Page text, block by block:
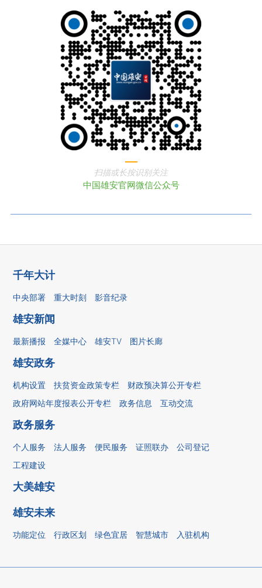
扫描或长按识别关注
中国雄安官网微信公众号
千年大计
中央部署 重大时刻 影音纪录
雄安新闻
最新播报 全媒中心 雄安TV 图片长廊
雄安政务
机构设置 扶贫资金政策专栏
财政预决算公开专栏
政府网站年度报表公开专栏
政务信息 互动交流
政务服务
个人服务 法人服务 便民服务 证照联办
公司登记
工程建设
大美雄安
雄安未来
功能定位 行政区划 绿色宜居 智慧城市 入驻机构